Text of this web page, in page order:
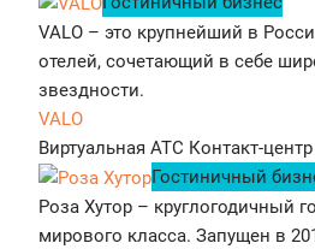
VALO – это крупнейший в
отелей, сочетающий в себе
звездности.
VALO
Виртуальная АТС Контакт-центр
Гостиничный
Роза Хутор – круглогодичный
мирового класса. Запущен в